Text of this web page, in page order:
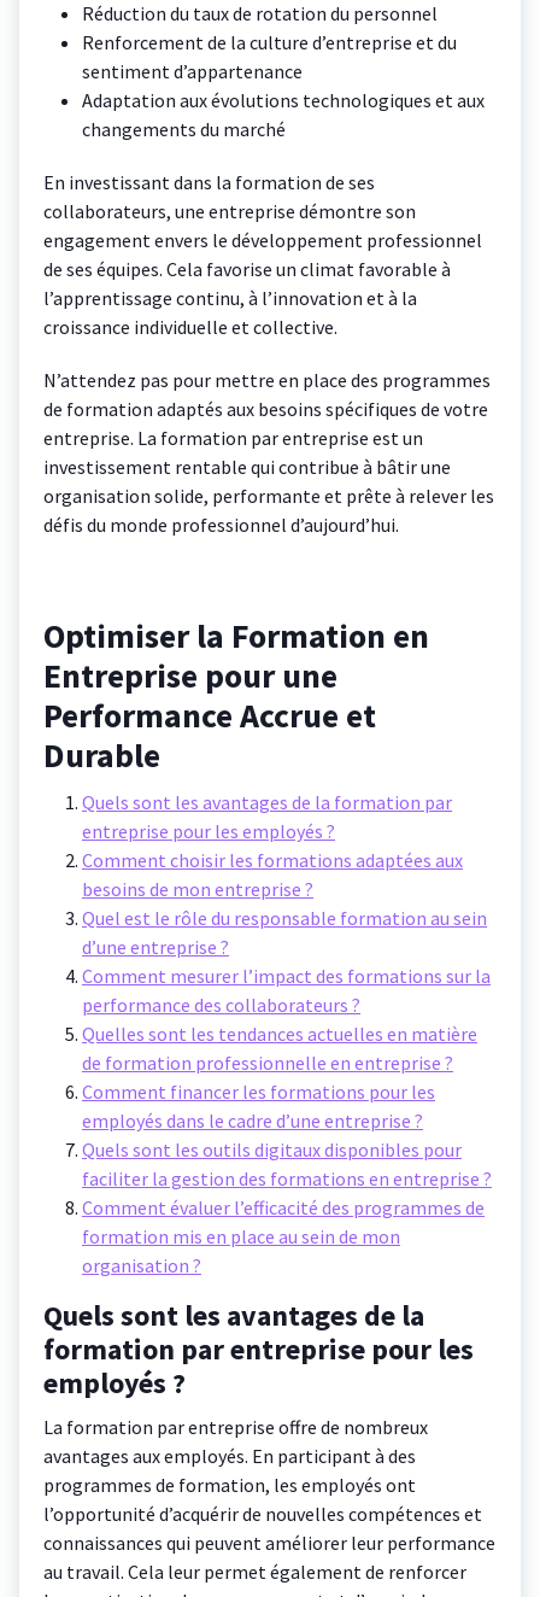
Réduction du taux de rotation du personnel
Renforcement de la culture d’entreprise et du
sentiment d’appartenance
Adaptation aux évolutions technologiques et aux
changements du marché
En investissant dans la formation de ses
collaborateurs, une entreprise démontre son
engagement envers le développement professionnel
de ses équipes. Cela favorise un climat favorable à
l’apprentissage continu, à l’innovation et à la
croissance individuelle et collective.
N’attendez pas pour mettre en place des programmes
de formation adaptés aux besoins spécifiques de votre
entreprise. La formation par entreprise est un
investissement rentable qui contribue à bâtir une
organisation solide, performante et prête à relever les
défis du monde professionnel d’aujourd’hui.
Optimiser la Formation en
Entreprise pour une
Performance Accrue et
Durable
Quels sont les avantages de la formation par
entreprise pour les employés ?
Comment choisir les formations adaptées aux
besoins de mon entreprise ?
Quel est le rôle du responsable formation au sein
d’une entreprise ?
Comment mesurer l’impact des formations sur la
performance des collaborateurs ?
Quelles sont les tendances actuelles en matière
de formation professionnelle en entreprise ?
Comment financer les formations pour les
employés dans le cadre d’une entreprise ?
Quels sont les outils digitaux disponibles pour
faciliter la gestion des formations en entreprise ?
Comment évaluer l’efficacité des programmes de
formation mis en place au sein de mon
organisation ?
Quels sont les avantages de la
formation par entreprise pour les
employés ?
La formation par entreprise offre de nombreux
avantages aux employés. En participant à des
programmes de formation, les employés ont
l’opportunité d’acquérir de nouvelles compétences et
connaissances qui peuvent améliorer leur performance
au travail. Cela leur permet également de renforcer